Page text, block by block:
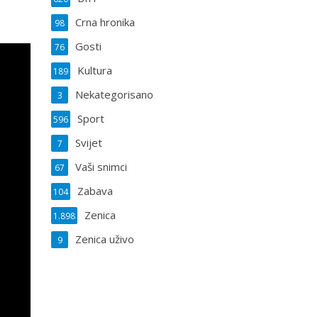
Crna hronika
98
Gosti
76
Kultura
189
Nekategorisano
3
Sport
596
Svijet
7
Vaši snimci
67
Zabava
104
Zenica
1.898
Zenica uživo
9